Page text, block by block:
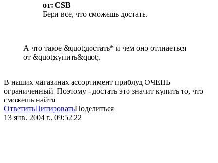
от: CSB
Бери все, что сможешь достать.
А что такое &quot;достать* и чем оно отлиаеться
от &quot;купить&quot;.
В наших магазинах ассортимент приблуд ОЧЕНЬ
ограниченный. Поэтому - достать это значит купить то, что
сможешь найти.
ОтветитьЦитироватьПоделиться
13 янв. 2004 г., 09:52:22